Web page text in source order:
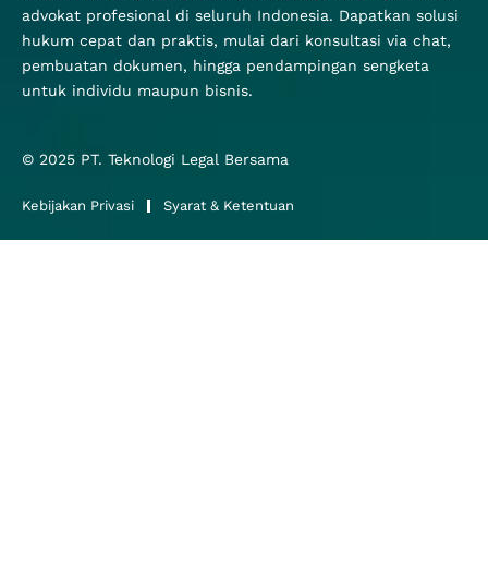
advokat profesional di seluruh Indonesia. Dapatkan solusi
hukum cepat dan praktis, mulai dari konsultasi via chat,
pembuatan dokumen, hingga pendampingan sengketa
untuk individu maupun bisnis.
© 2025 PT. Teknologi Legal Bersama
Kebijakan Privasi Syarat & Ketentuan